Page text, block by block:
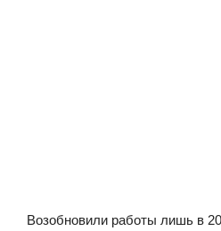
Возобновили работы лишь в